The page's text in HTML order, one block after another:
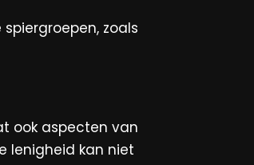
zoals
ook aspecten van
lenigheid kan niet